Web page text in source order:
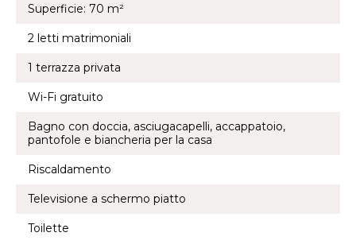
Superficie: 70 m²
2 letti matrimoniali
1 terrazza privata
Wi-Fi gratuito
Bagno con doccia, asciugacapelli, accappatoio,
pantofole e biancheria per la casa
Riscaldamento
Televisione a schermo piatto
Toilette